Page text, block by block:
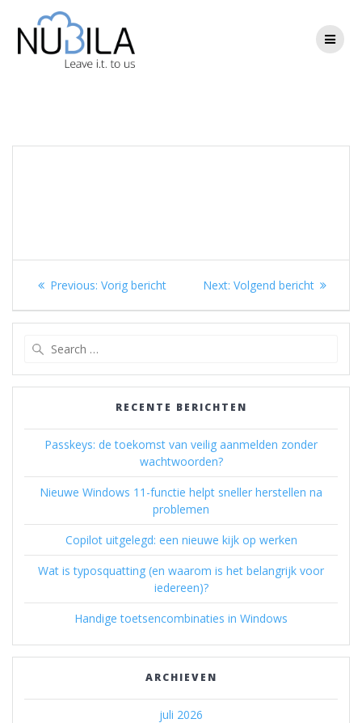
Berichtnavigatie
Previous: Previous
Vorig bericht Next: Next
Volgend bericht
RECENTE BERICHTEN
Passkeys: de toekomst van veilig aanmelden zonder
wachtwoorden?
Nieuwe Windows 11-functie helpt sneller herstellen na
problemen
Copilot uitgelegd: een nieuwe kijk op werken
Wat is typosquatting (en waarom is het belangrijk voor
iedereen)?
Handige toetsencombinaties in Windows
ARCHIEVEN
juli 2026